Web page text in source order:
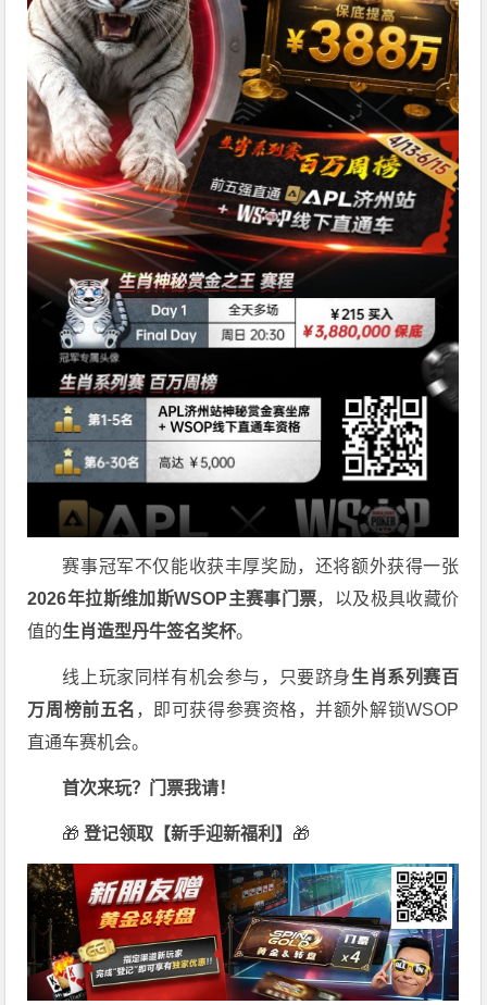
赛事冠军不仅能收获丰厚奖励，还将额外获得一张
2026年拉斯维加斯WSOP主赛事门票，以及极具收藏价
值的生肖造型丹牛签名奖杯。
线上玩家同样有机会参与，只要跻身生肖系列赛百
万周榜前五名 ，即可获得参赛资格，并额外解锁WSOP
直通车赛机会。
首次来玩？门票我请！
🎁 登记领取【新手迎新福利】 🎁